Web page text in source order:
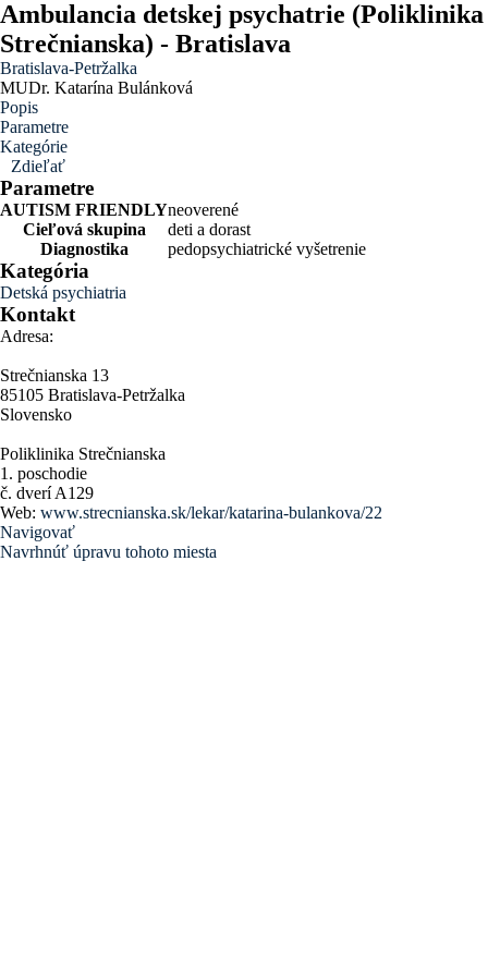
Ambulancia detskej psychatrie (Poliklinika
Strečnianska) - Bratislava
Bratislava-Petržalka
MUDr. Katarína Bulánková
Popis
Parametre
Kategórie
Zdieľať
Parametre
AUTISM FRIENDLYneoverené
Cieľová skupina
deti a dorast
Diagnostika
pedopsychiatrické vyšetrenie
Kategória
Detská psychiatria
Kontakt
Adresa:
Strečnianska 13
85105 Bratislava-Petržalka
Slovensko
Poliklinika Strečnianska
1. poschodie
č. dverí A129
Web: www.strecnianska.sk/lekar/katarina-bulankova/22
Navigovať
Navrhnúť úpravu tohoto miesta